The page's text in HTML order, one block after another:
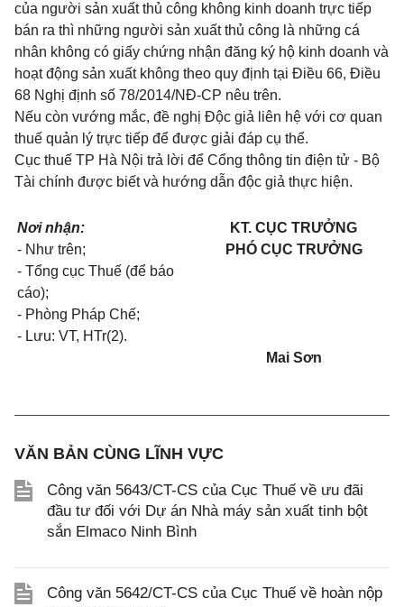
của người sản xuất thủ công không kinh doanh trực tiếp
bán ra thì những người sản xuất thủ công là những cá
nhân không có giấy chứng nhận đăng ký hộ kinh doanh và
hoạt động sản xuất không theo quy định tại Điều 66, Điều
68 Nghị định số 78/2014/NĐ-CP nêu trên.
Nếu còn vướng mắc, đề nghị Độc giả liên hệ với cơ quan
thuế quản lý trực tiếp để được giải đáp cụ thể.
Cục thuế TP Hà Nội trả lời để Cổng thông tin điện tử - Bộ
Tài chính được biết và hướng dẫn độc giả thực hiện.
Nơi nhận:
- Như trên;
- Tổng cục Thuế (để báo
cáo);
- Phòng Pháp Chế;
- Lưu: VT, HTr(2).
KT. CỤC TRƯỞNG
PHÓ CỤC TRƯỞNG
Mai Sơn
VĂN BẢN CÙNG LĨNH VỰC
Công văn 5643/CT-CS của Cục Thuế về ưu đãi
đầu tư đối với Dự án Nhà máy sản xuất tinh bột
sắn Elmaco Ninh Bình
Công văn 5642/CT-CS của Cục Thuế về hoàn nộp